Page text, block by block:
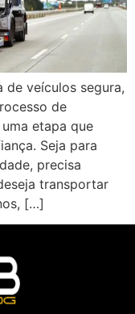
de veículos segura,
de
etapa que
Seja para
precisa
transportar
[…]